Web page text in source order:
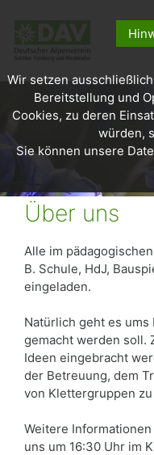
Über uns
Alle im
B. Schule, HdJ,
eingeladen.
Natürlich geht es
gemacht werden soll.
Ideen eingebracht
der Betreuung, dem
von Klettergruppen
Weitere
uns um 16:30 Uhr im
Wir setzen
Bereitstellung und
Cookies, zu deren
würden,
Sie können unsere